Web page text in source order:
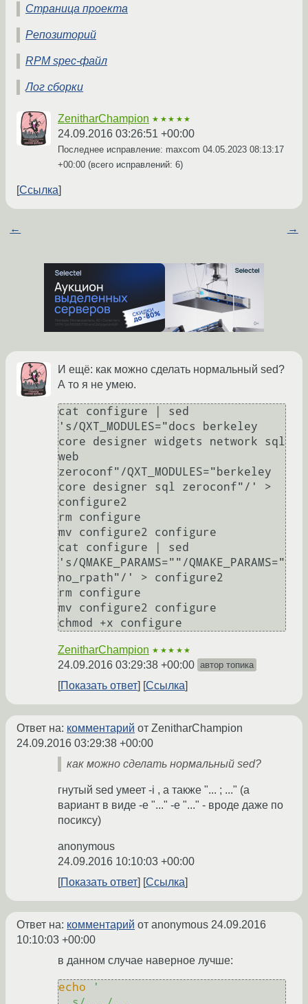
Страница проекта
Репозиторий
RPM spec-файл
Лог сборки
ZenitharChampion ★★★★★
24.09.2016 03:26:51 +00:00
Последнее исправление: maxcom 04.05.2023 08:13:17
+00:00 (всего исправлений: 6)
Ссылка
← →
И ещё: как можно сделать нормальный sed?
А то я не умею.
cat configure | sed
's/QXT_MODULES="docs berkeley
core designer widgets network sql
web
zeroconf"/QXT_MODULES="berkeley
core designer sql zeroconf"/' >
configure2
rm configure
mv configure2 configure
cat configure | sed
's/QMAKE_PARAMS=""/QMAKE_PARAMS="
no_rpath"/' > configure2
rm configure
mv configure2 configure
ZenitharChampion ★★★★★
24.09.2016 03:29:38 +00:00 автор топика
Показать ответ Ссылка
Ответ на: комментарий от ZenitharChampion
24.09.2016 03:29:38 +00:00
как можно сделать нормальный sed?
гнутый sed умеет -i , a также "... ; ..." (а
вариант в виде -e "..." -e "..." - вроде даже по
посиксу)
anonymous
24.09.2016 10:10:03 +00:00
Показать ответ
Ссылка
Ответ на: комментарий от anonymous 24.09.2016
10:10:03 +00:00
в данном случае наверное лучше:
echo
'